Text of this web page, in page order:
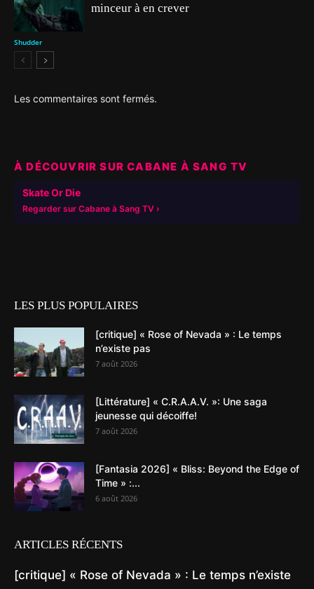
Shudder
minceur à en crever
Les commentaires sont fermés.
À DÉCOUVRIR SUR CABANE À SANG TV
Skate Or Die
Regarder sur Cabane à Sang TV
LES PLUS POPULAIRES
[critique] « Rose of Nevada » : Le temps
n’existe pas
7 août 2026
[Littérature] « C.R.A.A.V. »: Une saga
jeunesse qui décoiffe!
7 août 2026
[Fantasia 2026] « Bliss: Beyond the Edge of
Time » :...
6 août 2026
ARTICLES RÉCENTS
[critique] « Rose of Nevada » : Le temps n’existe